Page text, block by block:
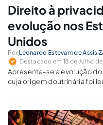
e do terno e gravata. Isto
Direito à
evolução nos
Unidos
Por Leonardo Estevam de Assis
Destacado em 18 de Julho de
Apresenta-se a evolução do
cuja origem doutrinária foi
um grande número de
elevada ao nível
Corte.